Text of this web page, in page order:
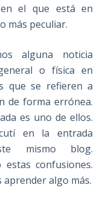
el que está en
más peculiar.
alguna noticia
o física en
que se refieren a
de forma errónea.
es uno de ellos.
en la entrada
mismo blog.
confusiones.
algo más.